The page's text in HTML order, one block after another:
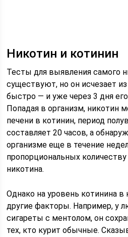
Никотин и котинин
Тесты для выявления самого
существуют, но он исчезает
быстро — и уже через 3 дня
Попадая в организм, никотин
печени в котинин, период
составляет 20 часов, а
организме еще в течение
пропорциональных
никотина.
Однако на уровень котинина
другие факторы. Например, у
сигареты с ментолом, он
тех, кто курит обычные.